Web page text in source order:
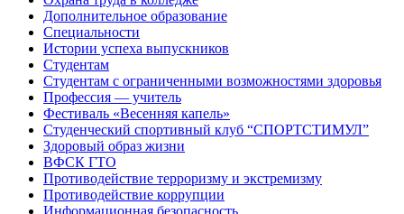
Дополнительное образование
Специальности
Истории успеха выпускников
Студентам
Студентам с ограниченными возможностями здоровья
Профессия — учитель
Фестиваль «Весенняя капель»
Студенческий спортивный клуб “СПОРТСТИМУЛ”
Здоровый образ жизни
ВФСК ГТО
Противодействие терроризму и экстремизму
Противодействие коррупции
Информационная безопасность